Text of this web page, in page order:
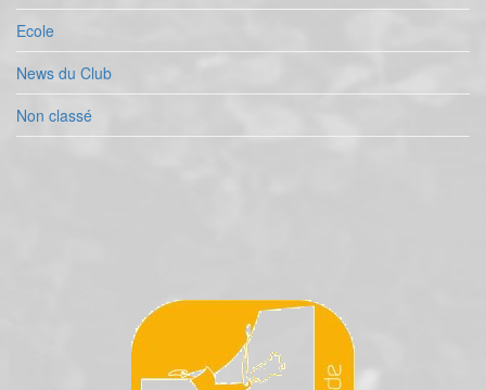
Ecole
News du Club
Non classé